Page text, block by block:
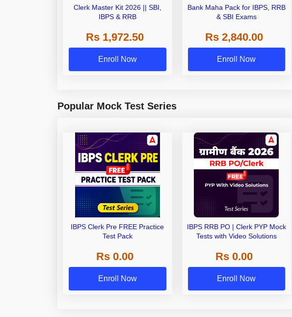
Clerk Master Kit 2026 || SBI,
IBPS & RRB
Rs 1,972.50
Enroll Now
Bank Maha Pack for IBPS, RRB
& SBI Exams
Rs 2,840.00
Enroll Now
Popular Mock Test Series
IBPS Clerk Pre FREE Practice
Test Pack
Rs 0.00
Enroll Now
IBPS RRB PO | Clerk PYP Mock
Tests with Video Solutions
Rs 0.00
Enroll Now